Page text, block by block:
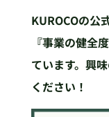
KUROCOの公
『事業の健全
ています。興
ください！